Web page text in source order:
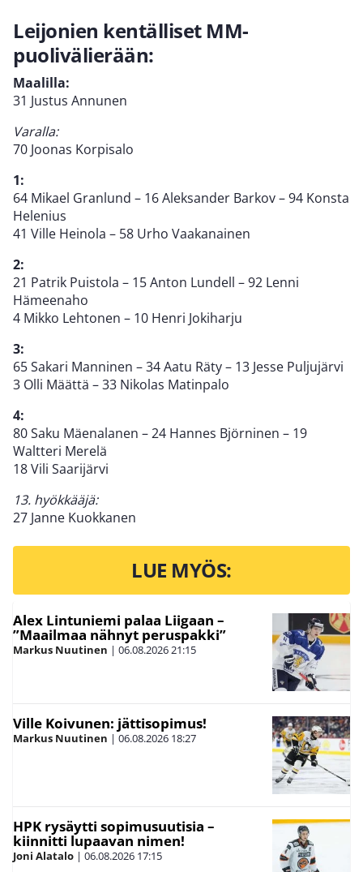
Leijonien kentälliset MM-
puolivälierään:
Maalilla:
31 Justus Annunen
Varalla:
70 Joonas Korpisalo
1:
64 Mikael Granlund – 16 Aleksander Barkov – 94 Konsta
Helenius
41 Ville Heinola – 58 Urho Vaakanainen
2:
21 Patrik Puistola – 15 Anton Lundell – 92 Lenni
Hämeenaho
4 Mikko Lehtonen – 10 Henri Jokiharju
3:
65 Sakari Manninen – 34 Aatu Räty – 13 Jesse Puljujärvi
3 Olli Määttä – 33 Nikolas Matinpalo
4:
80 Saku Mäenalanen – 24 Hannes Björninen – 19
Waltteri Merelä
18 Vili Saarijärvi
13. hyökkääjä:
27 Janne Kuokkanen
LUE MYÖS:
Alex Lintuniemi palaa Liigaan –
”Maailmaa nähnyt peruspakki”
Markus Nuutinen | 06.08.202621:15
Ville Koivunen: jättisopimus!
Markus Nuutinen | 06.08.2026 18:27
HPK rysäytti sopimusuutisia –
kiinnitti lupaavan nimen!
Joni Alatalo | 06.08.2026 17:15